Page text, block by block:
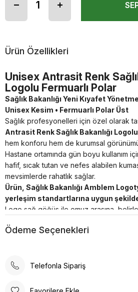
Ürün Özellikleri
Unisex Antrasit Renk
Logolu Fermuarlı Polar
Sağlık Bakanlığı Yeni Kıyafet
Unisex Kesim • Fermuarlı Polar Üst
Sağlık profesyonelleri için özel olarak
Antrasit Renk Sağlık Bakanlığı
hem konforu hem de kurumsal
Hastane ortamında gün boyu kullanım
hafif, sıcak tutan ve nefes alabilen
mevsimlerde rahatlık sağlar.
Ürün, Sağlık Bakanlığı Amblem
yerleşim standartlarına uygun
Logo sağ göğüs ile omuz arasına,
dostudur.
Unisex kalıp:
Kadın ve erkek
Ödeme Seçenekleri
Telefonla Sipariş